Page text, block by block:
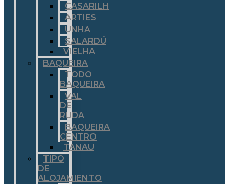
CASARILH
ARTIES
UNHA
SALARDÚ
VIELHA
BAQUEIRA
TODO
BAQUEIRA
VAL
DE
RUDA
BAQUEIRA
CENTRO
TANAU
TIPO
DE
ALOJAMIENTO